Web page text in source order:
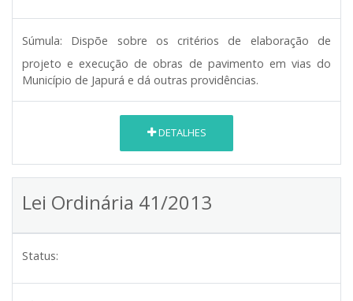
Súmula:
Dispõe sobre os critérios de elaboração de
projeto e execução de obras de pavimento em vias do
Município de Japurá e dá outras providências.
DETALHES
Lei Ordinária 41/2013
Status: